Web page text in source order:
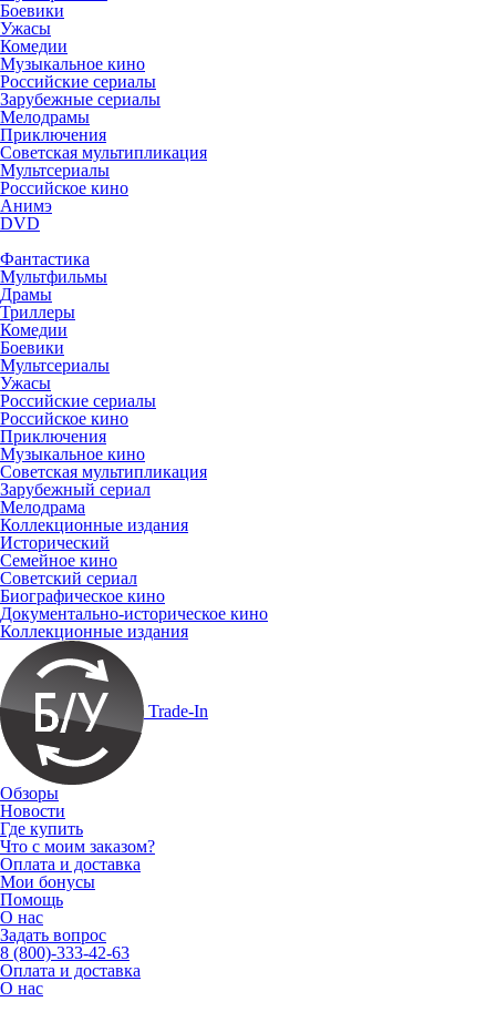
Боевики
Ужасы
Комедии
Музыкальное кино
Российские сериалы
Зарубежные сериалы
Мелодрамы
Приключения
Советская мультипликация
Мультсериалы
Российское кино
Анимэ
DVD
Фантастика
Мультфильмы
Драмы
Триллеры
Комедии
Боевики
Мультсериалы
Ужасы
Российские сериалы
Российское кино
Приключения
Музыкальное кино
Советская мультипликация
Зарубежный сериал
Мелодрама
Коллекционные издания
Исторический
Семейное кино
Советский сериал
Биографическое кино
Документально-историческое кино
Коллекционные издания
Trade-In
Обзоры
Новости
Где купить
Что с моим заказом?
Оплата и доставка
Мои бонусы
Помощь
О нас
Задать вопрос
8 (800)-333-42-63
Оплата и доставка
О нас